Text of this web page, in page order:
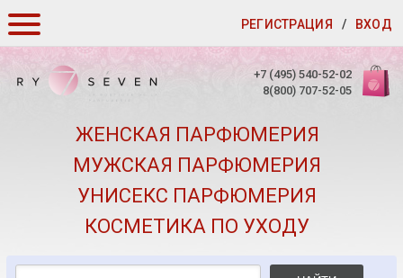
РЕГИСТРАЦИЯ / ВХОД
КАК ЗАКАЗАТЬ
СКИДКИ
КОНТАКТЫ
О КАЧЕСТВЕ
ПОДАРКИ К ЗАКАЗАМ
+7 (495) 540-52-02
8(800) 707-52-05
ЖЕНСКАЯ ПАРФЮМЕРИЯ
МУЖСКАЯ ПАРФЮМЕРИЯ
УНИСЕКС ПАРФЮМЕРИЯ
КОСМЕТИКА ПО УХОДУ